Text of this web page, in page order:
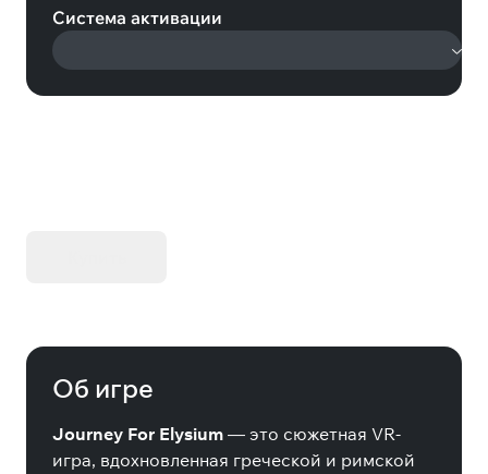
Система активации
Об игре
Journey For Elysium — это сюжетная VR-
игра, вдохновленная греческой и римской